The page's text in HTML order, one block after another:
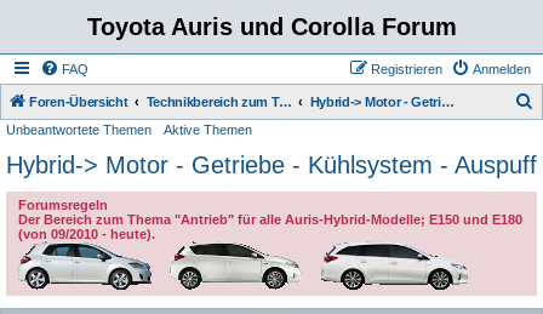
Toyota Auris und Corolla Forum
FAQ Anmelden
Registrieren
Foren-Übersicht Technikbereich zum Toyota Auris Hybrid-> Motor - Getriebe - Kühlsystem - Auspuff
c
Unbeantwortete Themen Aktive Themen
Hybrid-> Motor - Getriebe - Kühlsystem - Auspuff
Forumsregeln
Der Bereich zum Thema "Antrieb" für alle Auris-Hybrid-Modelle; E150 und E180
(von 09/2010 - heute).